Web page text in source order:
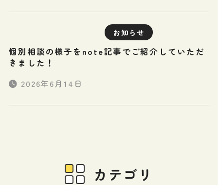
お知らせ
個別相談の様子をnote記事でご紹介していただ
きました！
2026年6月14日
カテゴリ